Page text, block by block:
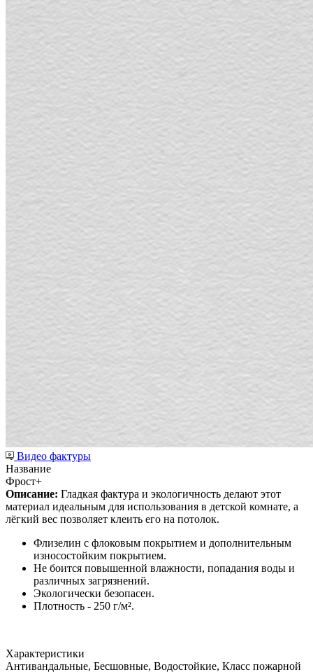
Видео фактуры
Название
Фрост+
Описание: Гладкая фактура и экологичность делают этот
материал идеальным для использования в детской комнате, а
лёгкий вес позволяет клеить его на потолок.
Флизелин с флоковым покрытием и дополнительным
износостойким покрытием.
Не боится повышенной влажности, попадания воды и
различных загрязнений.
Экологически безопасен.
Плотность - 250 г/м².
Характеристики
Антивандальные, Бесшовные, Водостойкие, Класс пожарной